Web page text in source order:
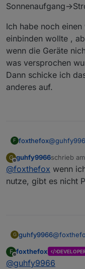
Sonnenaufgang-
Ich habe noch
einbinden wollte ,
wenn die Geräte
was versprochen
Dann schicke ich
anderes auf.
F foxthefox@
das ich
habe.
nicht alles
Beides
G
Offline
guhfy9966schrieb am
zuletzt
@foxthefox wenn
nutze, gibt es nicht
G guhfy9966@
Api?
F
Offline
foxthefox
@guhfy9966